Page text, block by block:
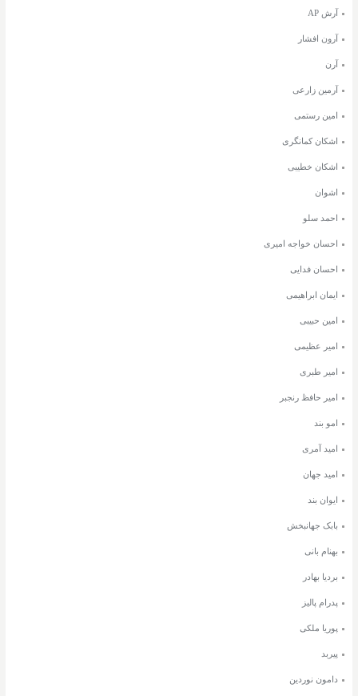
آرش AP
آرون افشار
آرن
آرمین زارعی
امین رستمی
اشکان کمانگری
اشکان خطیبی
اشوان
احمد سلو
احسان خواجه امیری
احسان فدایی
ایمان ابراهیمی
امین حبیبی
امیر عظیمی
امیر طبری
امیر حافظ رنجبر
امو بند
امید آمری
امید جهان
ایوان بند
بابک جهانبخش
بهنام بانی
بردیا بهادر
پدرام پالیز
پوریا ملکی
پیربد
دامون نوردین